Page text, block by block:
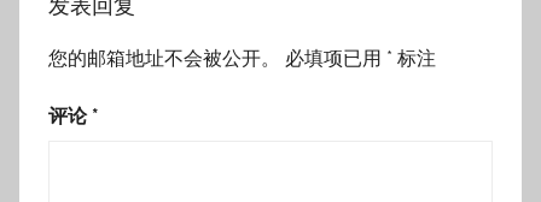
您的邮箱地址不会被公开。 必填项已用 * 标注
评论 *